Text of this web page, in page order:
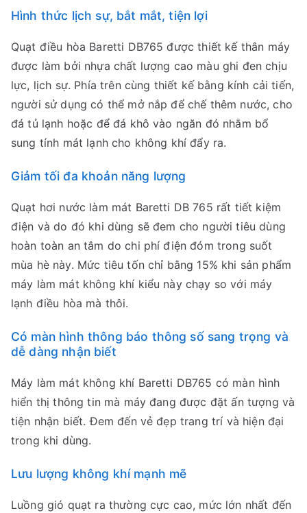
Hình thức lịch sự, bắt mắt, tiện lợi
Quạt điều hòa Baretti DB765 được thiết kế thân máy
được làm bởi nhựa chất lượng cao màu ghi đen chịu
lực, lịch sự. Phía trên cùng thiết kế bằng kính cải tiến,
người sử dụng có thể mở nắp để chế thêm nước, cho
đá tủ lạnh hoặc để đá khô vào ngăn đó nhằm bổ
sung tính mát lạnh cho không khí đẩy ra.
Giảm tối đa khoản năng lượng
Quạt hơi nước làm mát Baretti DB 765 rất tiết kiệm
điện và do đó khi dùng sẽ đem cho người tiêu dùng
hoàn toàn an tâm do chi phí điện đóm trong suốt
mùa hè này. Mức tiêu tốn chỉ bằng 15% khi sản phẩm
máy làm mát không khí kiểu này chạy so với máy
lạnh điều hòa mà thôi.
Có màn hình thông báo thông số sang trọng và
dễ dàng nhận biết
Máy làm mát không khí Baretti DB765 có màn hình
hiển thị thông tin mà máy đang được đặt ấn tượng và
tiện nhận biết. Đem đến vẻ đẹp trang trí và hiện đại
trong khi dùng.
Lưu lượng không khí mạnh mẽ
Luồng gió quạt ra thường cực cao, mức lớn nhất đến